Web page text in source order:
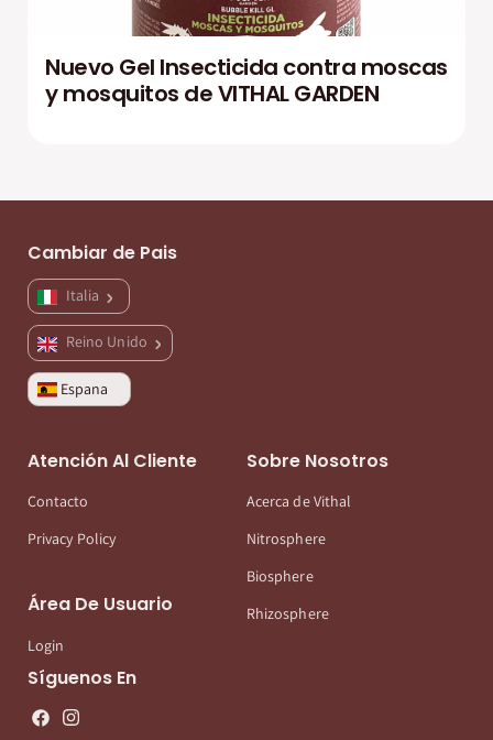
Nuevo Gel Insecticida contra moscas
y mosquitos de VITHAL GARDEN
Cambiar de Pais
Italia
Reino Unido
Espana
Atención Al Cliente
Contacto
Privacy Policy
Área De Usuario
Login
Sobre Nosotros
Acerca de Vithal
Nitrosphere
Biosphere
Rhizosphere
Síguenos En